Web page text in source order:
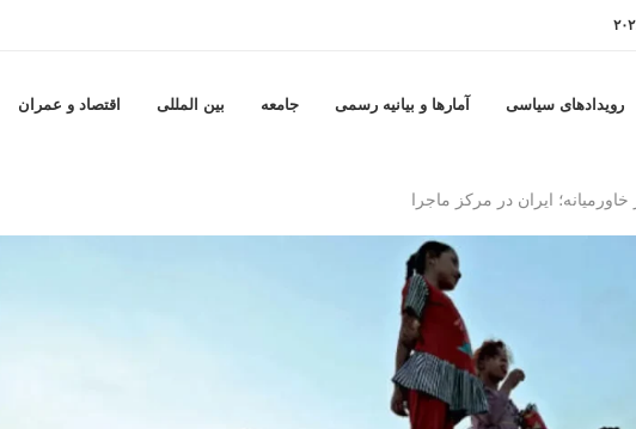
رویدادهای سیاسی آمارها و بيانيه رسمى جامعه بين المللى اقتصاد و عمران
ایران در مرکز ماجرا